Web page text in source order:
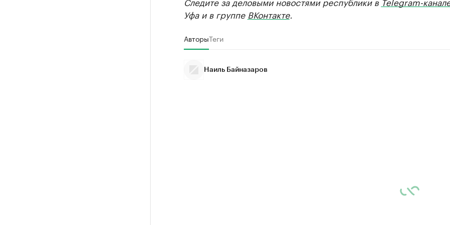
Уфа и в группе ВКонтакте.
АвторыТеги
Наиль Байназаров